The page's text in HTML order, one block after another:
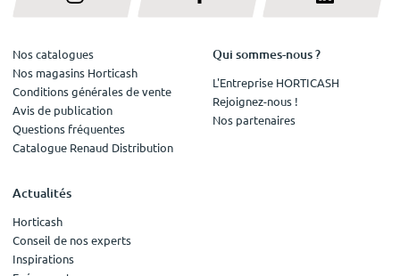
Nos catalogues
Nos magasins Horticash
Conditions générales de vente
Avis de publication
Questions fréquentes
Catalogue Renaud Distribution
Qui sommes-nous ?
L'Entreprise HORTICASH
Rejoignez-nous !
Nos partenaires
Actualités
Horticash
Conseil de nos experts
Inspirations